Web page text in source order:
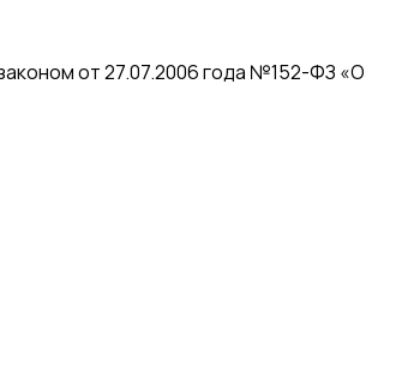
от 27.07.2006 года №152-ФЗ «О